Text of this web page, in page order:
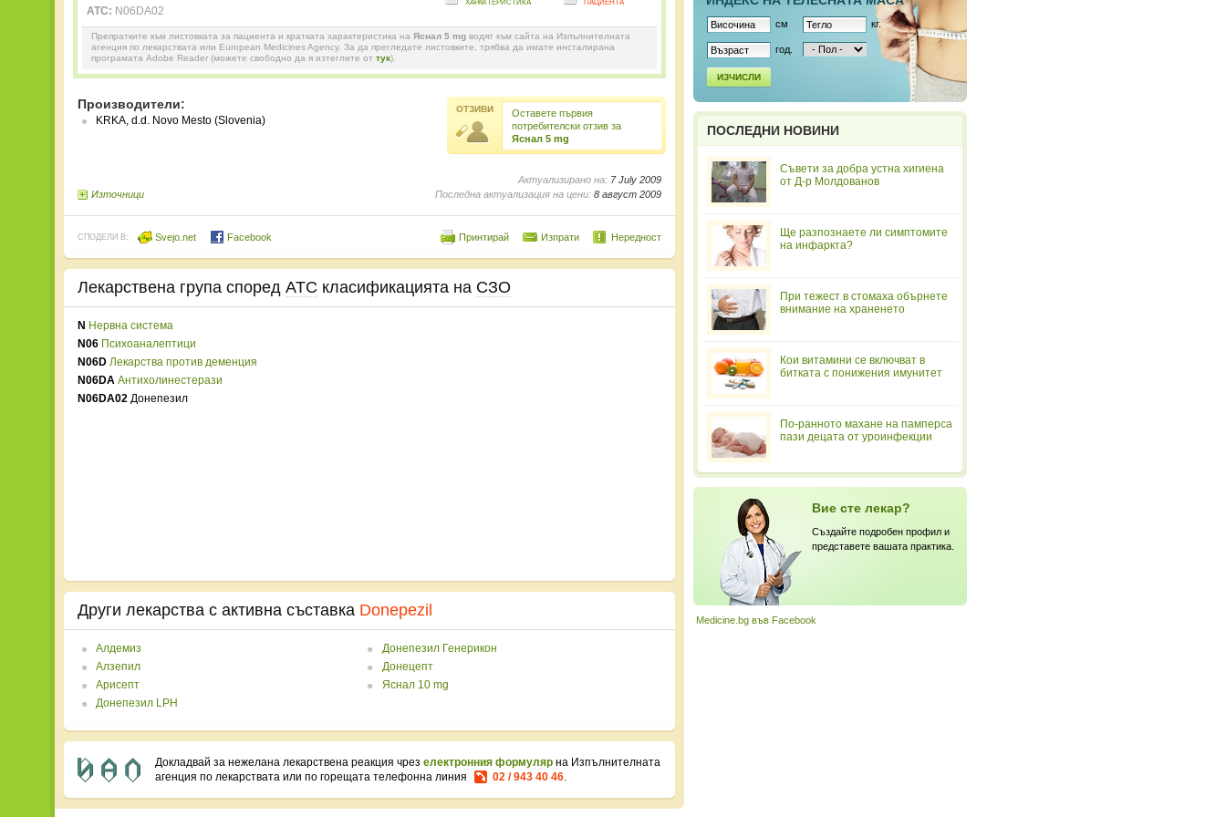
ATC: N06DA02
Препратките към листовката за пациента и кратката характеристика на Яснал 5 mg водят към сайта на Изпълнителната
агенция по лекарствата или European Medicines Agency. За да прегледате листовките, трябва да имате инсталирана
програмата Adobe Reader (можете свободно да я изтеглите от тук).
ОТЗИВИ
Оставете първия
потребителски отзив за
Яснал 5 mg
Производители:
KRKA, d.d. Novo Mesto (Slovenia)
Актуализирано на: 7 July 2009
Последна актуализация на цени: 8 август 2009
Източници
СПОДЕЛИ В: Нередност
Изпрати
Принтирай
Svejo.net Facebook
Лекарствена група според ATC класификацията на СЗО
N Нервна система
N06 Психоаналептици
N06D Лекарства против деменция
N06DA Антихолинестерази
N06DA02 Донепезил
Други лекарства с активна съставка Donepezil
Алдемиз
Алзепил
Арисепт
Донепезил LPH
Донепезил Генерикон
Донецепт
Яснал 10 mg
Докладвай за нежелана лекарствена реакция чрез електронния формуляр на Изпълнителната
агенция по лекарствата или по горещата телефонна линия
02 / 943 40 46.
см кг.
год.
ИЗЧИСЛИ
ПОСЛЕДНИ НОВИНИ
Съвети за добра устна хигиена
от Д-р Молдованов
Ще разпознаете ли симптомите
на инфаркта?
При тежест в стомаха обърнете
внимание на храненето
Кои витамини се включват в
битката с понижения имунитет
По-ранното махане на памперса
пази децата от уроинфекции
Вие сте лекар?
Създайте подробен профил и
представете вашата практика.
Medicine.bg във Facebook